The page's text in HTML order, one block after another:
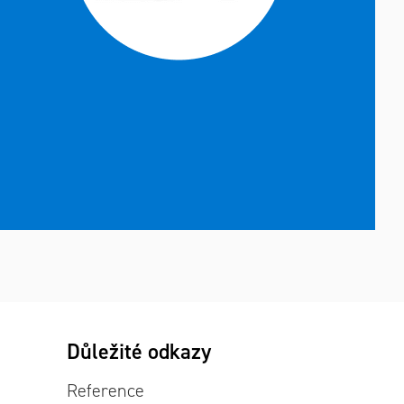
Důležité odkazy
Reference